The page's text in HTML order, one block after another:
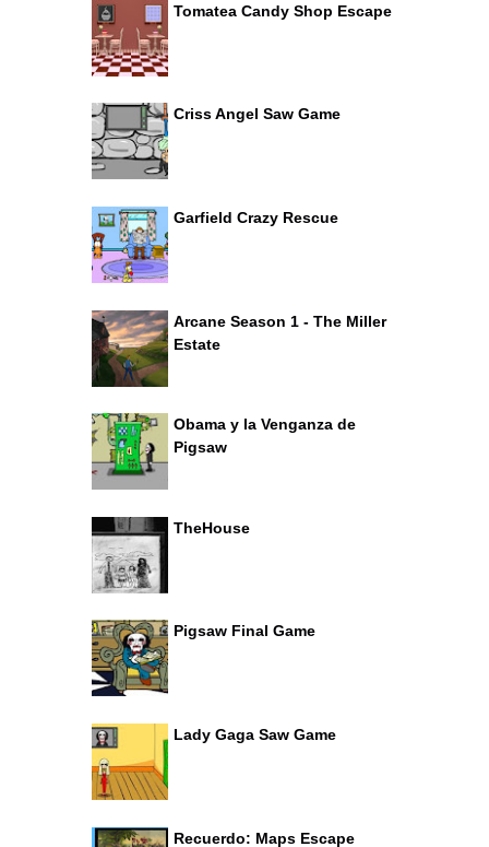
Tomatea Candy Shop Escape
Criss Angel Saw Game
Garfield Crazy Rescue
Arcane Season 1 - The Miller
Estate
Obama y la Venganza de
Pigsaw
TheHouse
Pigsaw Final Game
Lady Gaga Saw Game
Recuerdo: Maps Escape